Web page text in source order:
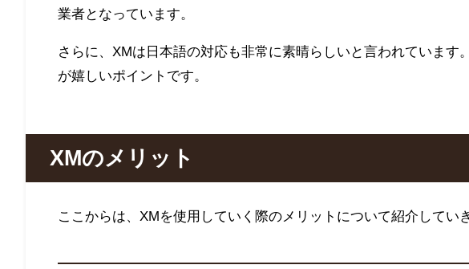
業者となっています。
さらに、XMは日本語の対応も非常に素晴らしいと言われていま
が嬉しいポイントです。
XMのメリット
ここからは、XMを使用していく際のメリットについて紹介してい